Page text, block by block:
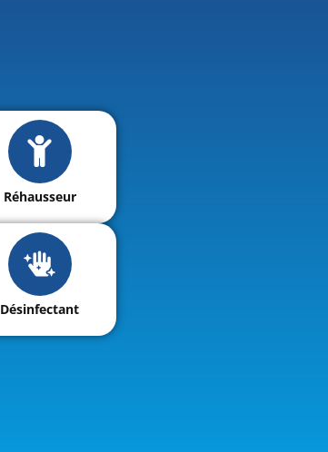
Réhausseur
Désinfectant